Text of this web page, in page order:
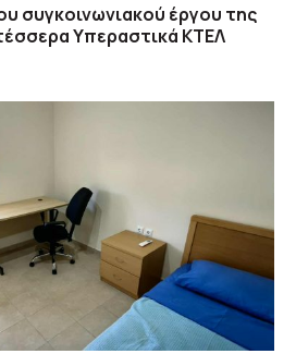
συγκοινωνιακού έργου της
Υπεραστικά ΚΤΕΛ